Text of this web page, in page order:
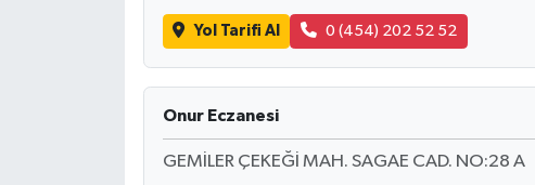
Yol Tarifi Al 0 (454) 202 52 52
Onur Eczanesi
GEMİLER ÇEKEĞİ MAH. SAGAE CAD. NO:28 A